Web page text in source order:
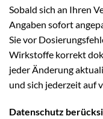
Sobald sich an Ihren
Angaben sofort
Sie vor
Wirkstoffe korrekt
jeder Änderung
und sich jederzeit auf
Datenschutz